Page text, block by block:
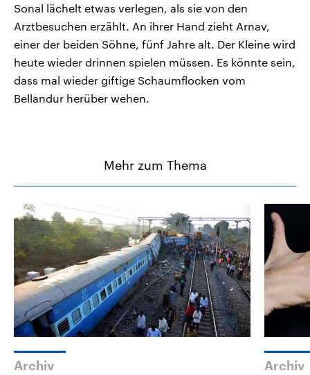
Sonal lächelt etwas verlegen, als sie von den
Arztbesuchen erzählt. An ihrer Hand zieht Arnav,
einer der beiden Söhne, fünf Jahre alt. Der Kleine wird
heute wieder drinnen spielen müssen. Es könnte sein,
dass mal wieder giftige Schaumflocken vom
Bellandur herüber wehen.
Mehr zum Thema
Archiv Archiv